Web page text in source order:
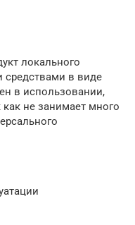
локального
средствами в виде
в использовании,
не занимает много